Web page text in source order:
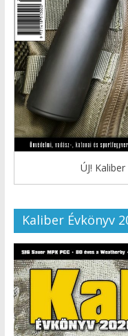
ÚJ!
Kaliber Évkönyv